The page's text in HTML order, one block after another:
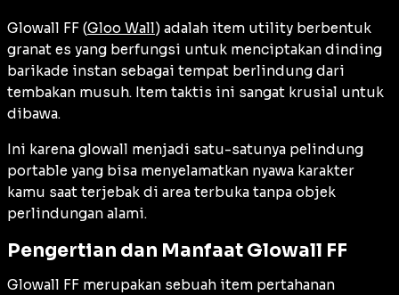
Glowall FF (Gloo Wall) adalah item utility berbentuk
granat es yang berfungsi untuk menciptakan dinding
barikade instan sebagai tempat berlindung dari
tembakan musuh. Item taktis ini sangat krusial untuk
dibawa.
Ini karena glowall menjadi satu-satunya pelindung
portable yang bisa menyelamatkan nyawa karakter
kamu saat terjebak di area terbuka tanpa objek
perlindungan alami.
Pengertian dan Manfaat Glowall FF
Glowall FF merupakan sebuah item pertahanan